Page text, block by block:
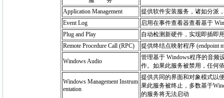
Application Management
提供软件安装服务，诸如分派
Event Log
启用在事件查看器查看基于
Plug and Play
自动检测新硬件，实现即插即
Remote Procedure Call (RPC)
提供终结点映射程序 (endpoint
Windows Audio
管理基于 Windows程序的音频
作。如果此服务被禁用，任何
Windows Management Instrum
entation
提供共同的界面和对象模式以
果此服务被终止，多数基于
的服务将无法启动